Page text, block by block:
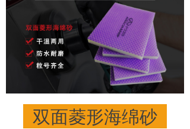
双面菱形海绵砂